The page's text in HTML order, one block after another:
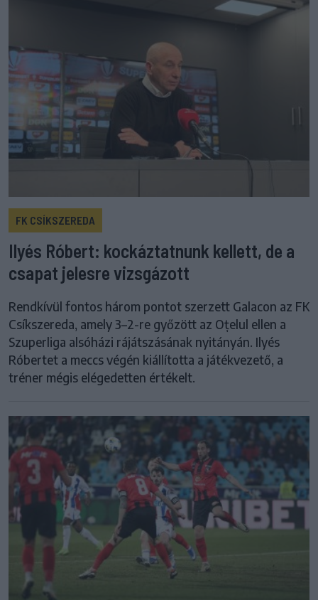
FK CSÍKSZEREDA
Ilyés Róbert: kockáztatnunk kellett, de a
csapat jelesre vizsgázott
Rendkívül fontos három pontot szerzett Galacon az FK
Csíkszereda, amely 3–2-re győzött az Oțelul ellen a
Szuperliga alsóházi rájátszásának nyitányán. Ilyés
Róbertet a meccs végén kiállította a játékvezető, a
tréner mégis elégedetten értékelt.